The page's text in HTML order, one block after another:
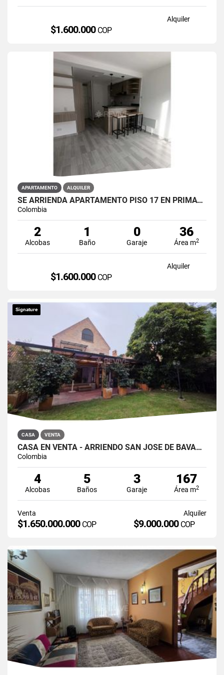
Alquiler
$1.600.000 COP
APARTAMENTO ALQUILER
SE ARRIENDA APARTAMENTO PISO 17 EN PRIMAVERA 6-39 PUENTE ARANDA
Colombia
2
Alcobas
1
Baño
0
Garaje
36
Área m2
Alquiler
$1.600.000 COP
Signature
CASA VENTA
CASA EN VENTA - ARRIENDO SAN JOSÉ DE BAVARIA
Colombia
4
Alcobas
5
Baños
3
Garaje
167
Área m2
Venta
$1.650.000.000 COP
Alquiler
$9.000.000 COP